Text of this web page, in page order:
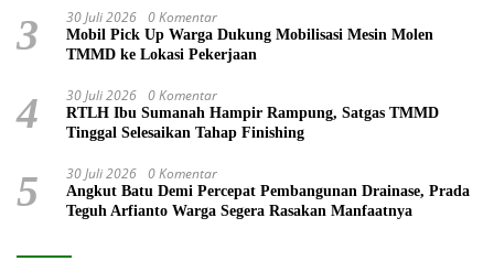
3 30 Juli 2026 0 Komentar
Mobil Pick Up Warga Dukung Mobilisasi Mesin Molen
TMMD ke Lokasi Pekerjaan
4 30 Juli 2026 0 Komentar
RTLH Ibu Sumanah Hampir Rampung, Satgas TMMD
Tinggal Selesaikan Tahap Finishing
5 30 Juli 2026 0 Komentar
Angkut Batu Demi Percepat Pembangunan Drainase, Prada
Teguh Arfianto Warga Segera Rasakan Manfaatnya